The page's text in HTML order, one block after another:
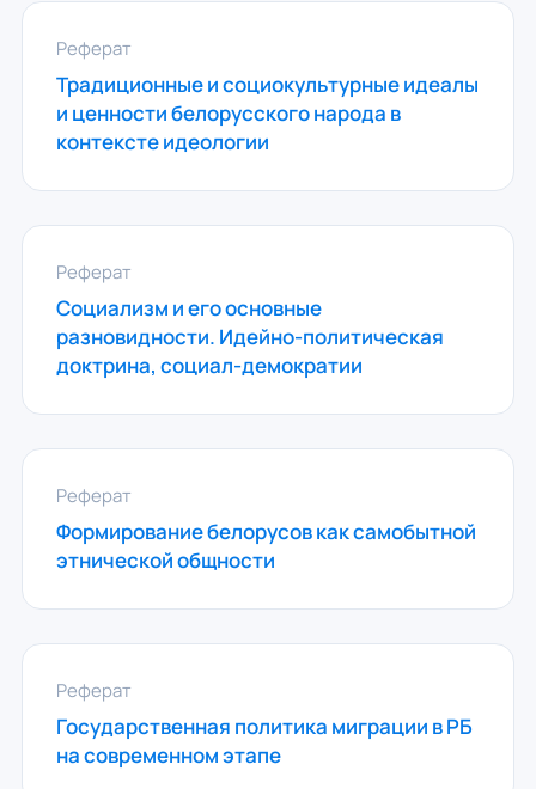
Реферат
Традиционные и социокультурные идеалы
и ценности белорусского народа в
контексте идеологии
Реферат
Социализм и его основные
разновидности. Идейно-политическая
доктрина, социал-демократии
Реферат
Формирование белорусов как самобытной
этнической общности
Реферат
Государственная политика миграции в РБ
на современном этапе